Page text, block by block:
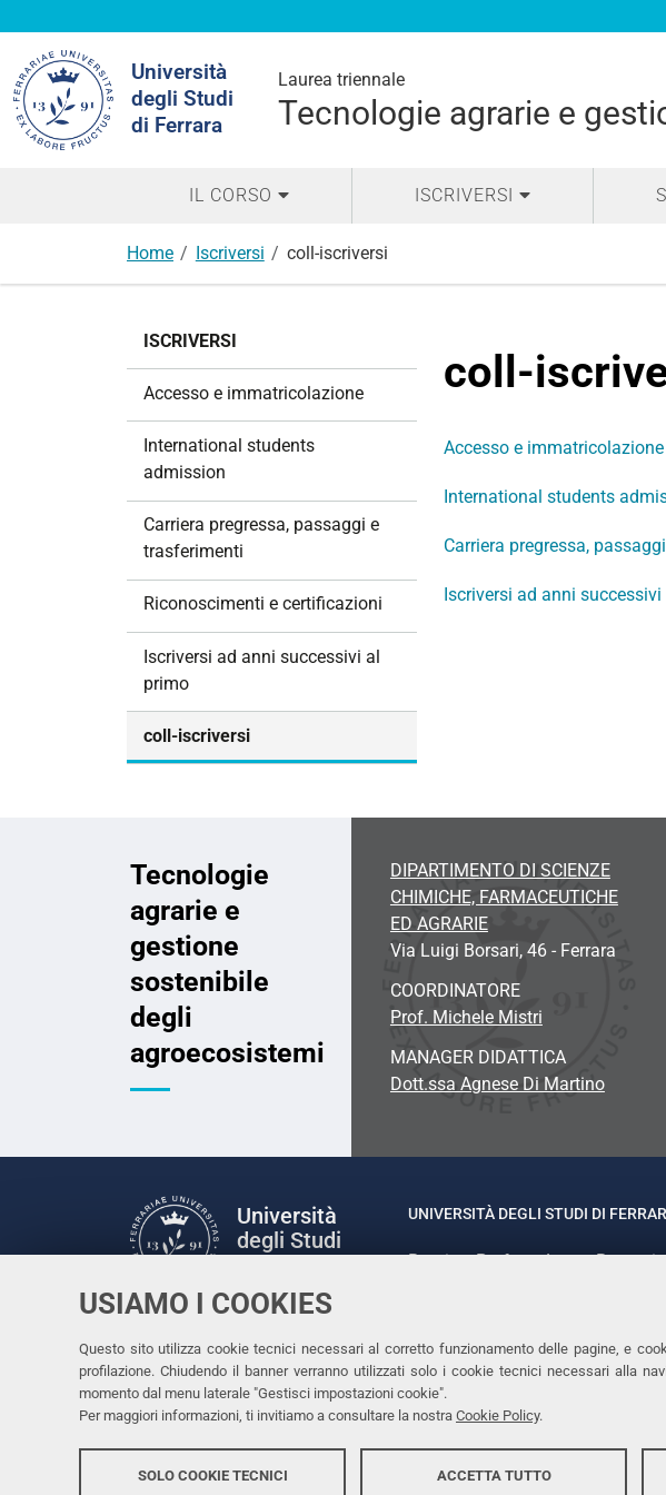
USIAMO I COOKIES
Questo sito utilizza cookie tecnici necessari al corretto funzionamento delle pagine, e
profilazione. Chiudendo il banner verranno utilizzati solo i cookie tecnici necessari alla
momento dal menu laterale "Gestisci impostazioni cookie".
Per maggiori informazioni, ti invitiamo a consultare la nostra Cookie Policy.
SOLO COOKIE TECNICI ACCETTA TUTTO
Università
degli Studi
di Ferrara
Laurea triennale
Tecnologie agrarie e
nel
sito
IL CORSO ISCRIVERSI
Home Iscriversi coll-iscriversi
coll-
Accesso e immatricolazione
International students
Carriera pregressa,
Iscriversi ad anni
ISCRIVERSI
Accesso e immatricolazione
International students
admission
Carriera pregressa, passaggi e
trasferimenti
Riconoscimenti e certificazioni
Iscriversi ad anni successivi al
primo
coll-iscriversi
Tecnologie
agrarie e
gestione
sostenibile
degli
agroecosistemi
DIPARTIMENTO DI SCIENZE
CHIMICHE, FARMACEUTICHE
ED AGRARIE
Via Luigi Borsari, 46 - Ferrara
COORDINATORE
Prof. Michele Mistri
MANAGER DIDATTICA
Dott.ssa Agnese Di Martino
Università
degli Studi
Facebook
LinkedinInstagram
Youtube
UNIVERSITÀ DEGLI STUDI DI
Rettrice: Prof.ssa Laura